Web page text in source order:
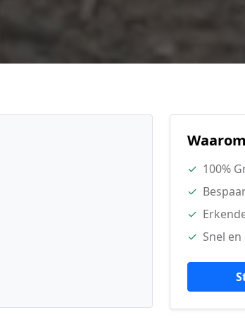
✓ 100%
✓
✓
✓ Snel